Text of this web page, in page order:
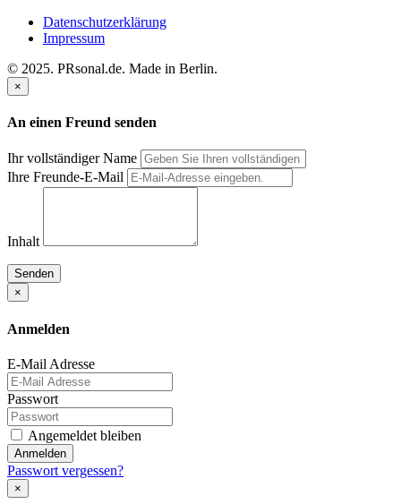
Datenschutzerklärung
Impressum
© 2025. PRsonal.de. Made in Berlin.
×
An einen Freund senden
Ihr vollständiger Name
Ihre Freunde-E-Mail
Inhalt
Senden
×
Anmelden
E-Mail Adresse
Passwort
Angemeldet bleiben
Anmelden
Passwort vergessen?
×